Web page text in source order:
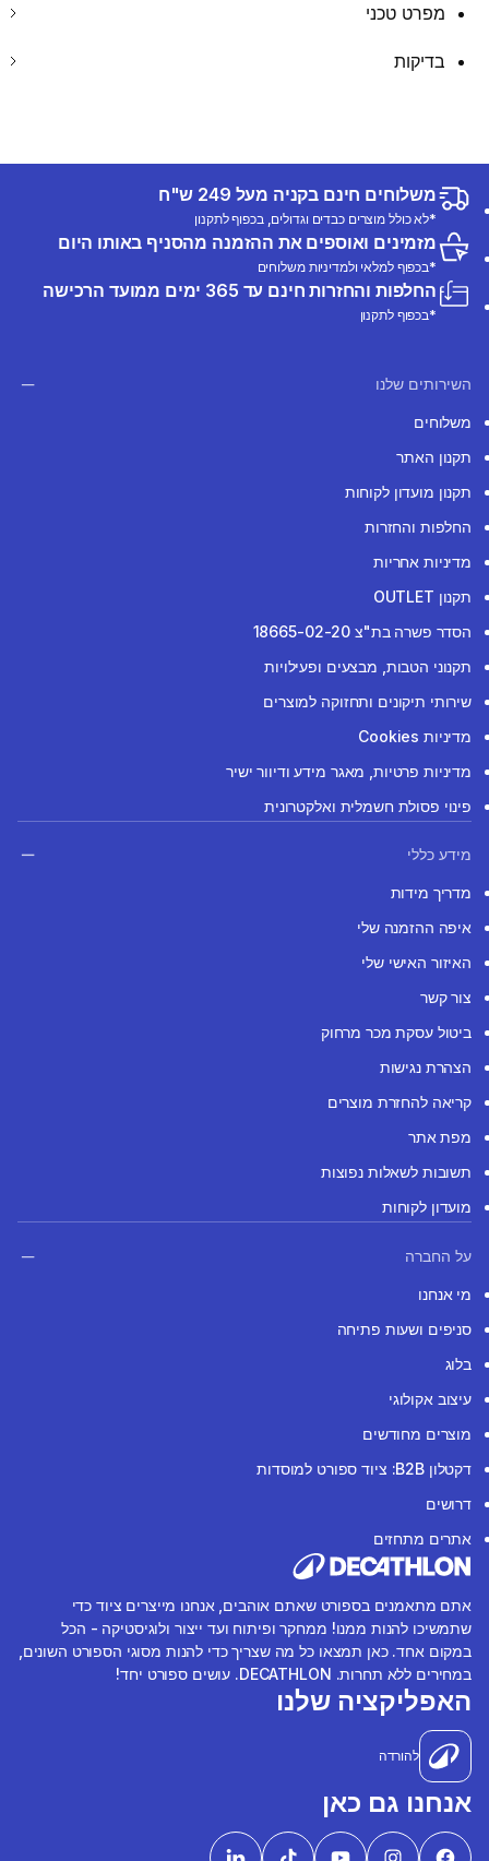
מפרט טכני
בדיקות
משלוחים חינם בקניה מעל 249 ש"ח
*לא כולל מוצרים כבדים וגדולים, בכפוף לתקנון
מזמינים ואוספים את ההזמנה מהסניף באותו היום
*בכפוף למלאי ולמדיניות משלוחים
החלפות והחזרות חינם עד 365 ימים ממועד הרכישה
*בכפוף לתקנון
השירותים שלנו
משלוחים
תקנון האתר
תקנון מועדון לקוחות
החלפות והחזרות
מדיניות אחריות
תקנון OUTLET
הסדר פשרה בת"צ 18665-02-20
תקנוני הטבות, מבצעים ופעילויות
שירותי תיקונים ותחזוקה למוצרים
מדיניות Cookies
מדיניות פרטיות, מאגר מידע ודיוור ישיר
פינוי פסולת חשמלית ואלקטרונית
מידע כללי
מדריך מידות
איפה ההזמנה שלי
האיזור האישי שלי
צור קשר
ביטול עסקת מכר מרחוק
הצהרת נגישות
קריאה להחזרת מוצרים
מפת אתר
תשובות לשאלות נפוצות
מועדון לקוחות
על החברה
מי אנחנו
סניפים ושעות פתיחה
בלוג
עיצוב אקולוגי
מוצרים מחודשים
דקטלון B2B: ציוד ספורט למוסדות
דרושים
אתרים מתחזים
אתם מתאמנים בספורט שאתם אוהבים, אנחנו מייצרים ציוד כדי
שתמשיכו להנות ממנו! ממחקר ופיתוח ועד ייצור ולוגיסטיקה - הכל
במקום אחד. כאן תמצאו כל מה שצריך כדי להנות מסוגי הספורט השונים,
במחירים ללא תחרות. DECATHLON. עושים ספורט יחד!
האפליקציה שלנו
להורדה
אנחנו גם כאן